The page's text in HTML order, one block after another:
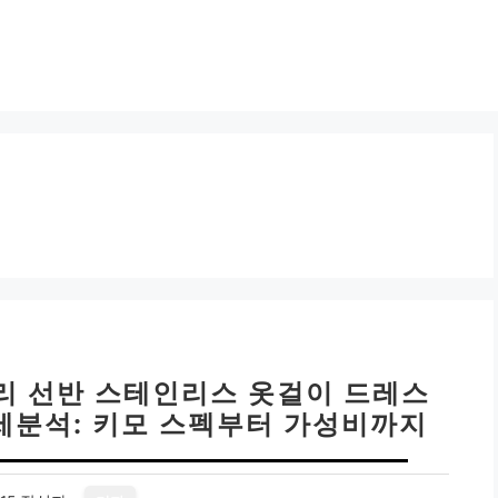
선반 스테인리스 옷걸이 드레스
석: 키모 스펙부터 가성비까지